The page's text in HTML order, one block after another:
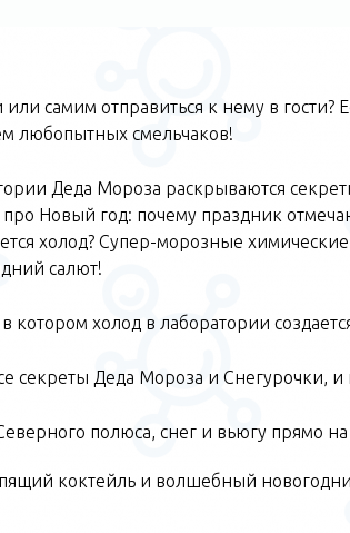
самим отправиться к нему в гости?
любопытных смельчаков!
Деда Мороза раскрываются
Новый год: почему праздник
холод? Супер-морозные
салют!
котором холод в лаборатории
секреты Деда Мороза и Снегурочки, и
полюса, снег и вьюгу прямо на
коктейль и волшебный